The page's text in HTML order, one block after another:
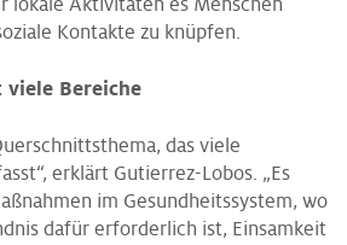
lokale Aktivitäten es Menschen
Kontakte zu knüpfen.
Bereiche
das viele
erklärt Gutierrez-Lobos. „Es
im Gesundheitssystem, wo
dafür erforderlich ist, Einsamkeit